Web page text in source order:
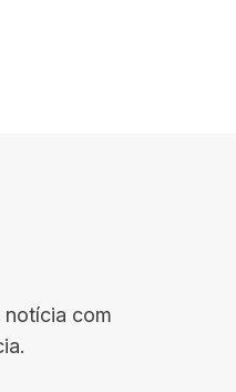
notícia com